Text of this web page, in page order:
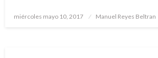
Publicado
miércoles mayo 10, 2017 Manuel Reyes Beltran